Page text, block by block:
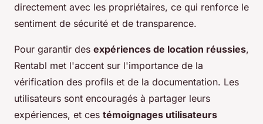
directement avec les propriétaires, ce qui renforce le
sentiment de sécurité et de transparence.
Pour garantir des expériences de location réussies,
Rentabl met l'accent sur l'importance de la
vérification des profils et de la documentation. Les
utilisateurs sont encouragés à partager leurs
expériences, et ces témoignages utilisateurs